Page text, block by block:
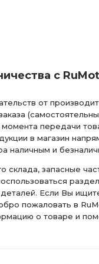
ТРУБКА К ШИННОМУ
ПНЕВМАТИЧЕСКИЙ АЗ
рессоры
тормоза
В СБОРЕ
с
от
передачи
в магазин
наличным и
склада, запасные
Если Вы
пожаловать в
о товаре и